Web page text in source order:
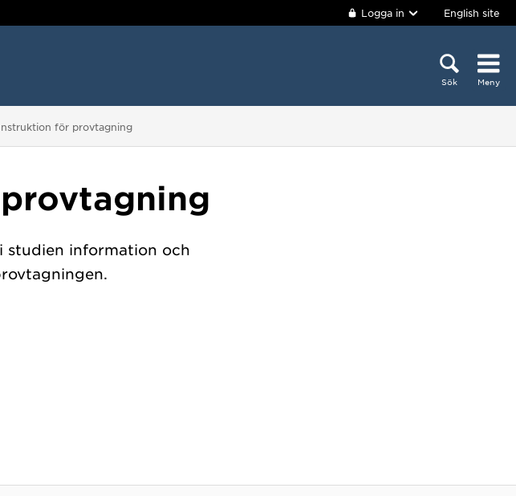
Logga in English site
Sök Meny
är här: för provtagning
studien information och